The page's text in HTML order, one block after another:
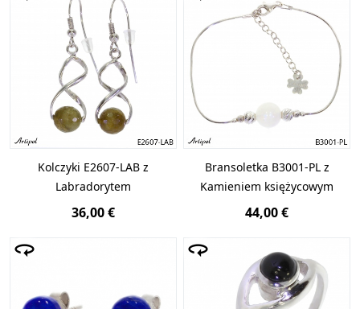
Kolczyki E2607-LAB z
Labradorytem
36,00 €
Bransoletka B3001-PL z
Kamieniem księżycowym
44,00 €